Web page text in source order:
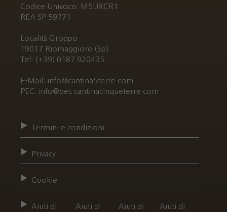
Codice Univoco: M5UXCR1
REA SP 59771
Località Groppo
19017 Riomaggiore (Sp)
Tel: (+39) 0187 920435
E-Mail: info@cantina5terre.com
PEC: info@pec.cantinacinqueterre.com
Termini e condizioni
Privacy
Cookie
Aiuti di
Aiuti di
Aiuti di
Aiuti di